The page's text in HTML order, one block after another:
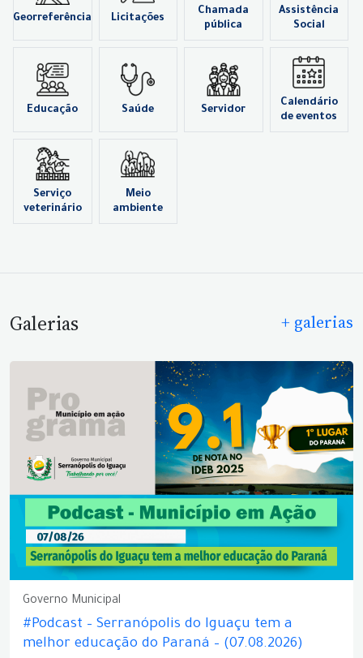
Georreferência Licitações
Chamada
pública
Assistência
Social
Educação Saúde Servidor
Calendário
de eventos
Serviço
veterinário
Meio
ambiente
Galerias + galerias
Governo Municipal
#Podcast – Serranópolis do Iguaçu tem a
melhor educação do Paraná – (07.08.2026)